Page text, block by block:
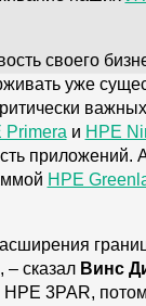
своего
уже
Primera и HPE
приложений.
HPE
– сказал Винс
3PAR,